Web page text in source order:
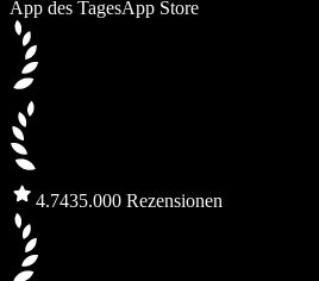
App des TagesApp Store
4.7435.000 Rezensionen